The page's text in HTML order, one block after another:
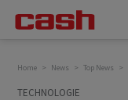
Home News Top News
TECHNOLOGIE